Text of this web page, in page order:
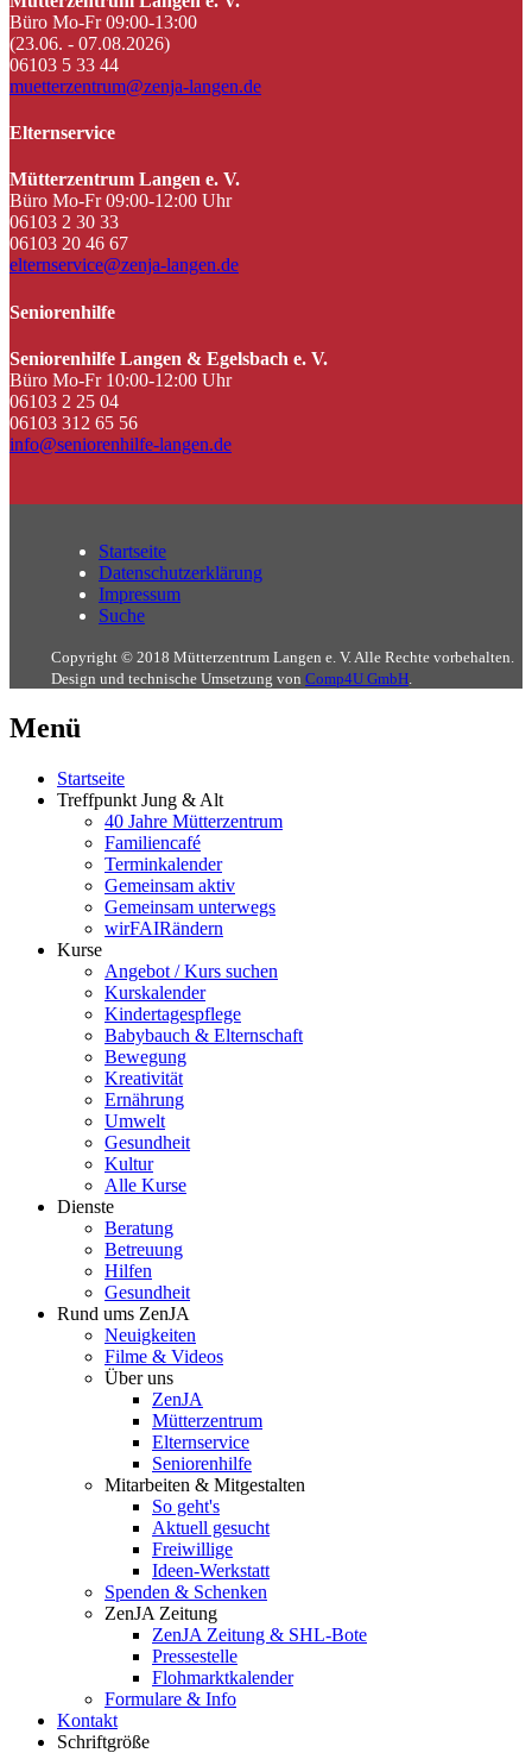
Büro Mo-Fr 09:00-13:00
(23.06. - 07.08.2026)
06103 5 33 44
muetterzentrum@zenja-langen.de
Elternservice
Mütterzentrum Langen e. V.
Büro Mo-Fr 09:00-12:00 Uhr
06103 2 30 33
06103 20 46 67
elternservice@zenja-langen.de
Seniorenhilfe
Seniorenhilfe Langen & Egelsbach e. V.
Büro Mo-Fr 10:00-12:00 Uhr
06103 2 25 04
06103 312 65 56
info@seniorenhilfe-langen.de
Startseite
Datenschutzerklärung
Impressum
Suche
Copyright © 2018 Mütterzentrum Langen e. V. Alle Rechte vorbehalten.
Design und technische Umsetzung von Comp4U GmbH
Menü
Startseite
Treffpunkt Jung & Alt
40 Jahre Mütterzentrum
Familiencafé
Terminkalender
Gemeinsam aktiv
Gemeinsam unterwegs
wirFAIRändern
Kurse
Angebot / Kurs suchen
Kurskalender
Kindertagespflege
Babybauch & Elternschaft
Bewegung
Kreativität
Ernährung
Umwelt
Gesundheit
Kultur
Alle Kurse
Dienste
Beratung
Betreuung
Hilfen
Gesundheit
Rund ums ZenJA
Neuigkeiten
Filme & Videos
Über uns
ZenJA
Mütterzentrum
Elternservice
Seniorenhilfe
Mitarbeiten & Mitgestalten
So geht's
Aktuell gesucht
Freiwillige
Ideen-Werkstatt
Spenden & Schenken
ZenJA Zeitung
ZenJA Zeitung & SHL-Bote
Pressestelle
Flohmarktkalender
Formulare & Info
Kontakt
Schriftgröße